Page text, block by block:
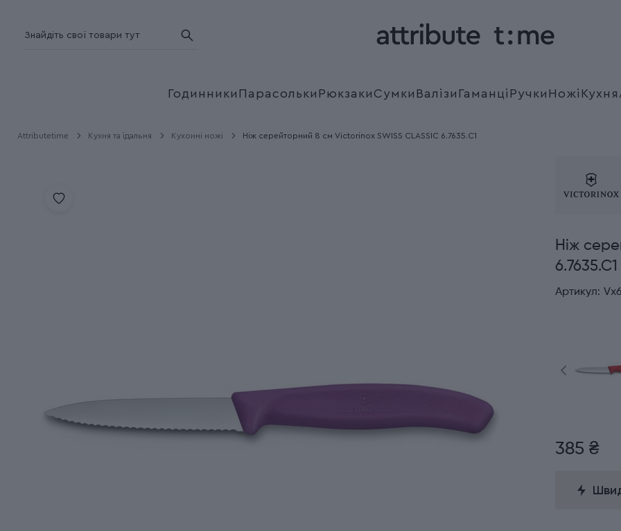
Годинники Парасольки Рюкзаки Сумки Валізи Гаманці Ручки Ножі Кухня
Attributetime Кухня та їдальня Кухонні ножі Ніж серейторний 8 см Victorinox SWISS CLASSIC 6.7635.C1
Ніж
6.7635.C1
Артикул:
385 ₴